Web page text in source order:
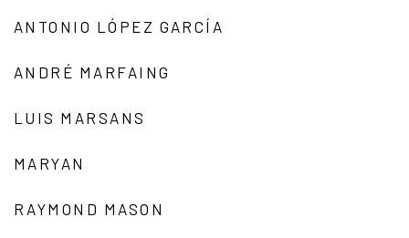
ANTONIO LÓPEZ GARCÍA
ANDRÉ MARFAING
LUIS MARSANS
MARYAN
RAYMOND MASON